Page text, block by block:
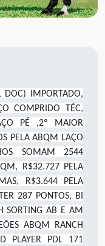
IMPORTADO,
COMPRIDO TÉC,
PÉ ,2º MAIOR
PELA ABQM LAÇO
SOMAM 2544
R$32.727 PELA
R$3.644 PELA
287 PONTOS, BI
SORTING AB E AM
ABQM RANCH
PLAYER PDL 171